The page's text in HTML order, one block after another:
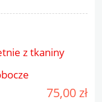
z tkaniny
75,00 zł